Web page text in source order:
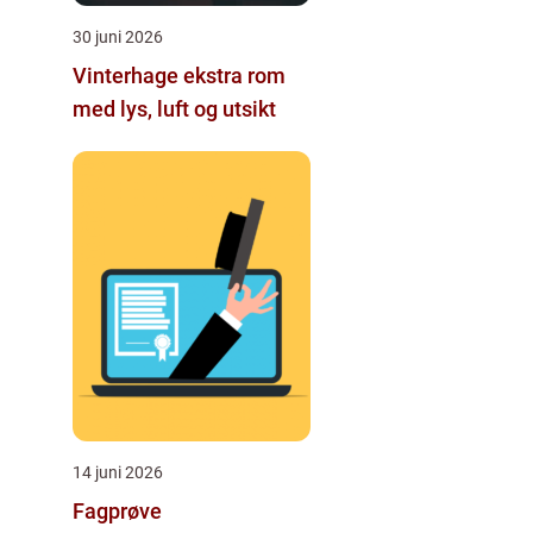
30 juni 2026
Vinterhage ekstra rom
med lys, luft og utsikt
14 juni 2026
Fagprøve